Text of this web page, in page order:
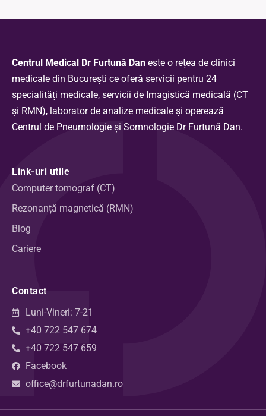
Centrul Medical Dr Furtună Dan este o rețea de clinici
medicale din București ce oferă servicii pentru 24
specialități medicale, servicii de Imagistică medicală (CT
și RMN), laborator de analize medicale și operează
Centrul de Pneumologie și Somnologie Dr Furtună Dan.
Link-uri utile
Computer tomograf (CT)
Rezonanță magnetică (RMN)
Blog
Cariere
Contact
Luni-Vineri: 7-21
+40 722 547 674
+40 722 547 659
Facebook
office@drfurtunadan.ro